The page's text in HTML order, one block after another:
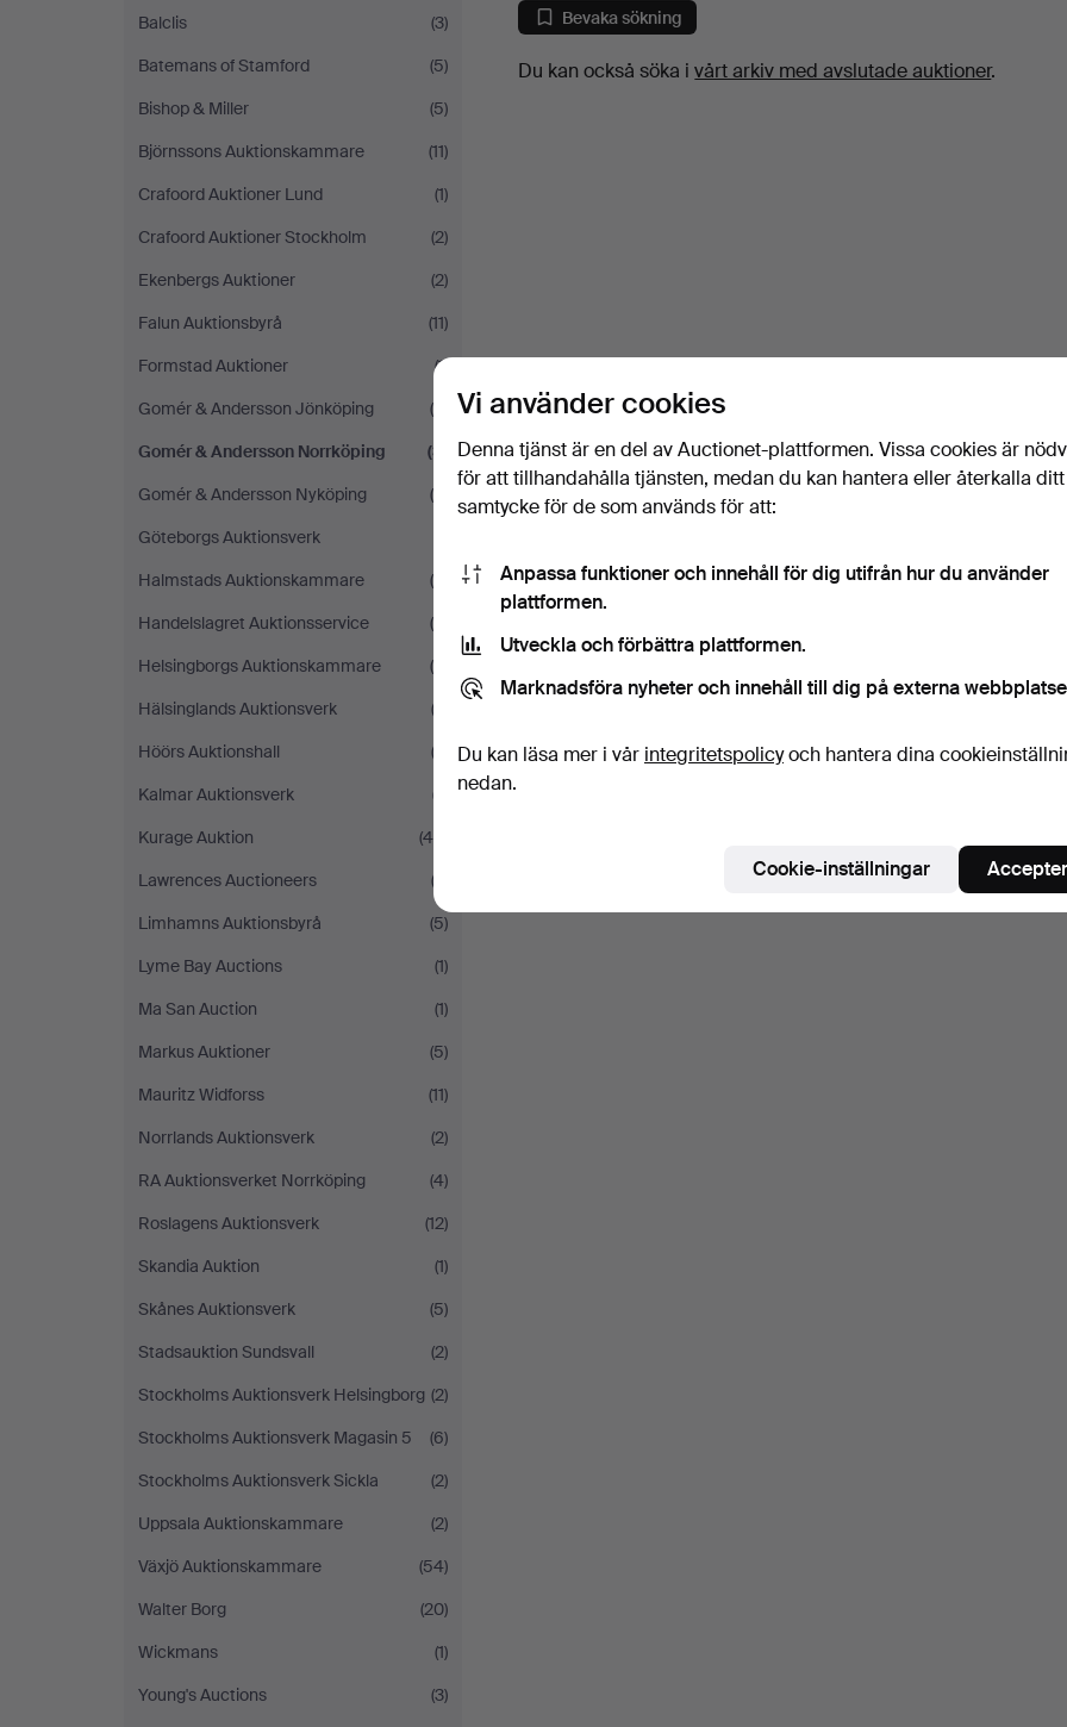
Balclis
(3)
Batemans of Stamford
(5)
Bishop & Miller
(5)
Björnssons Auktionskammare
(11)
Crafoord Auktioner Lund
(1)
Crafoord Auktioner Stockholm
(2)
Ekenbergs Auktioner
(2)
Falun Auktionsbyrå
(11)
Formstad Auktioner
(1)
Gomér & Andersson Jönköping
(6)
Gomér & Andersson Norrköping
(3)
Gomér & Andersson Nyköping
(4)
Göteborgs Auktionsverk
Halmstads Auktionskammare
(9)
Handelslagret Auktionsservice
(9)
Helsingborgs Auktionskammare
(5)
Hälsinglands Auktionsverk
(3)
Höörs Auktionshall
(2)
Kalmar Auktionsverk
(7)
Kurage Auktion
(46)
Lawrences Auctioneers
(3)
Limhamns Auktionsbyrå
(5)
Lyme Bay Auctions
(1)
Ma San Auction
(1)
Markus Auktioner
(5)
Mauritz Widforss
(11)
Norrlands Auktionsverk
(2)
RA Auktionsverket Norrköping
(4)
Roslagens Auktionsverk
(12)
Skandia Auktion
(1)
Skånes Auktionsverk
(5)
Stadsauktion Sundsvall
(2)
Stockholms Auktionsverk Helsingborg (2)
Stockholms Auktionsverk Magasin 5
(6)
Stockholms Auktionsverk Sickla
(2)
Uppsala Auktionskammare
(2)
Växjö Auktionskammare
(54)
Walter Borg
(20)
Wickmans
(1)
Young's Auctions
(3)
Bevaka sökning
Du kan också söka ivårt arkiv med avslutade auktioner.
Vi använder cookies
Denna tjänst är en del av Auctionet-plattformen. Vissa cookies är
för att tillhandahålla tjänsten, medan du kan hantera eller återkalla ditt
samtycke för de som används för att:
Anpassa funktioner och innehåll för dig utifrån hur du använder
plattformen.
Utveckla och förbättra plattformen.
Marknadsföra nyheter och innehåll till dig på externa
Du kan läsa mer i vår integritetspolicyoch hantera dina
nedan.
Cookie-inställningar